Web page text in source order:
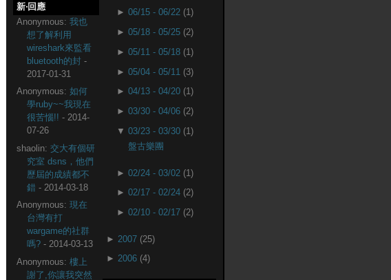
►06/15 - 06/22 (1)
►05/18 - 05/25 (2)
►05/11 - 05/18 (1)
►05/04 - 05/11 (3)
►04/13 - 04/20 (1)
►03/30 - 04/06 (2)
▼03/23 - 03/30 (1)
盤古樂團
►02/24 - 03/02 (1)
►02/17 - 02/24 (2)
►02/10 - 02/17 (2)
► 2007 (25)
► 2006 (4)
新‧回應
Anonymous: 我也
想了解利用
wireshark來監看
bluetooth的封-
2017-01-31
Anonymous: 如何
學ruby~~我現在
很苦惱!! - 2014-
07-26
shaolin: 交大有個研
究室 dsns，他們
歷屆的成績都不
錯- 2014-03-18
Anonymous: 現在
台灣有打
wargame的社群
嗎?- 2014-03-13
Anonymous: 樓上
謝了,你讓我突然